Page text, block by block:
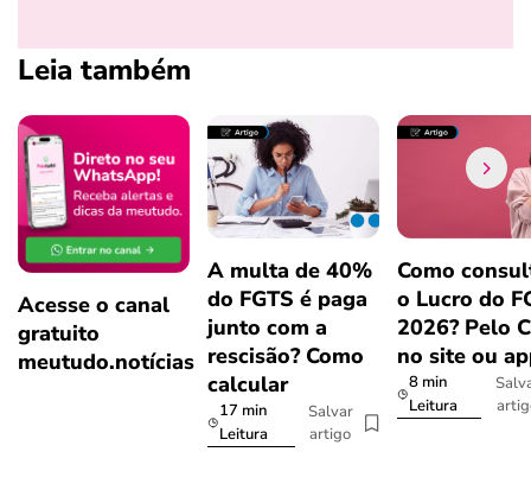
Leia também
Acesse o canal
gratuito
meutudo.notícias
A multa de 40%
do FGTS é paga
junto com a
rescisão? Como
calcular
17 min
Leitura
Salvar
artigo
Como
o Lucro do
2026? Pelo
no site ou
8 min
Leitura